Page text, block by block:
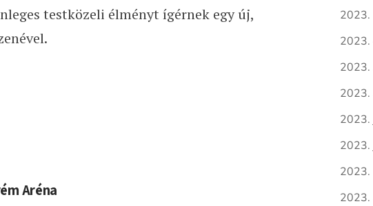
testközeli élményt ígérnek egy új,
Aréna
2023.
2023.
2023.
2023.
2023.
2023.
2023.
2023.